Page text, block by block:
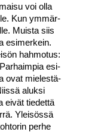
voi olla
Kun ymmär­
Muis­ta siis
esi­mer­kein.
hah­mo­tus:
esi­
ovat mie­les­tä­
aluk­si
eivät tie­det­tä
Ylei­sös­sä
per­he